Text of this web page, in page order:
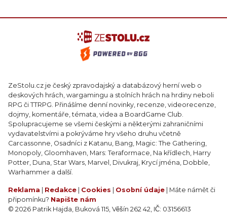
ZeStolu.cz je český zpravodajský a databázový herní web o
deskových hrách, wargamingu a stolních hrách na hrdiny neboli
RPG či TTRPG. Přinášíme denní novinky, recenze, videorecenze,
dojmy, komentáře, témata, videa a BoardGame Club.
Spolupracujeme se všemi českými a některými zahraničními
vydavatelstvími a pokrýváme hry všeho druhu včetně
Carcassonne, Osadníci z Katanu, Bang, Magic: The Gathering,
Monopoly, Gloomhaven, Mars: Teraformace, Na křídlech, Harry
Potter, Duna, Star Wars, Marvel, Divukraj, Krycí jména, Dobble,
Warhammer a další.
Reklama Redakce Cookies Osobní údaje | Máte námět či
připomínku? Napište nám
© 2026 Patrik Hajda, Buková 115, Věšín 262 42, IČ: 03156613